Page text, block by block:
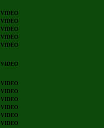
VIDEO
VIDEO
VIDEO
VIDEO
VIDEO
VIDEO
VIDEO
VIDEO
VIDEO
VIDEO
VIDEO
VIDEO